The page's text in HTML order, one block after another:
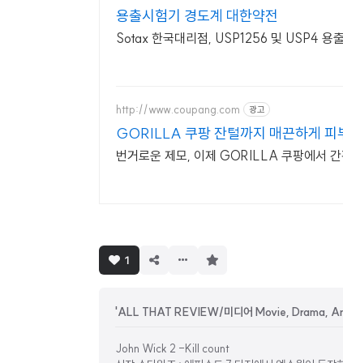
용출시험기 경도계 대한약전
Sotax 한국대리점, USP1256 및 USP4 용
http://www.coupang.com 광고
GORILLA 쿠팡 잔털까지 매끈하게 피
번거로운 제모, 이제 GORILLA 쿠팡에서
1
'ALL THAT REVIEW/미디어 Movie, Drama,
John Wick 2 -Kill count